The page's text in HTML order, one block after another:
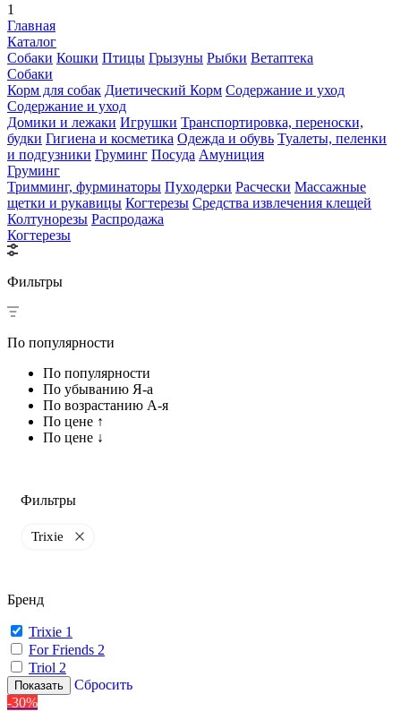
1
Главная
Каталог
Собаки Кошки Птицы Грызуны Рыбки Ветаптека
Собаки
Корм для собак Диетический Корм Содержание и уход
Содержание и уход
Домики и лежаки Игрушки Транспортировка, переноски,
будки Гигиена и косметика Одежда и обувь Туалеты, пеленки
и подгузники Груминг Посуда Амуниция
Груминг
Тримминг, фурминаторы Пуходерки Расчески Массажные
щетки и рукавицы Когтерезы Средства извлечения клещей
Колтунорезы Распродажа
Когтерезы
Фильтры
По популярности
По популярности
По убыванию Я-а
По возрастанию А-я
По цене ↑
По цене ↓
Фильтры
Trixie
Бренд
Trixie 1
For Friends 2
Triol 2
Показать
Сбросить
-30%